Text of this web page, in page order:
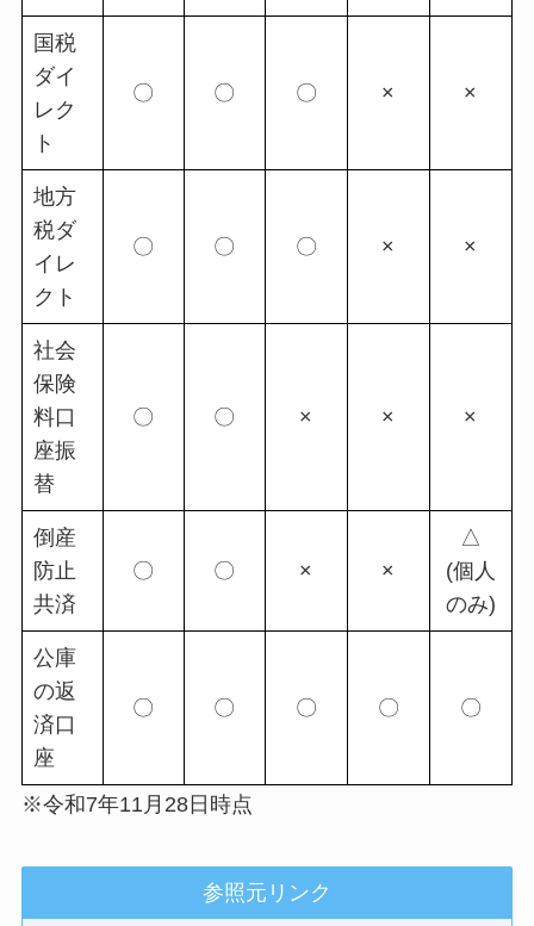
国税
ダイ
レク
ト
〇 〇 〇 × ×
地方
税ダ
イレ
クト
〇 〇 〇 × ×
社会
保険
料口
座振
替
〇 〇 × × ×
倒産
防止
共済
〇 〇 × ×
△
(個人
のみ)
公庫
の返
済口
座
〇 〇 〇 〇 〇
※令和7年11月28日時点
参照元リンク